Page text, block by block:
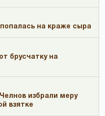
на краже сыра
брусчатку на
избрали меру
взятке